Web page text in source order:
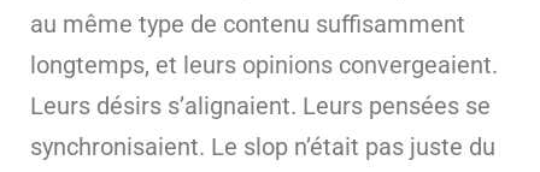
au même type de contenu suffisamment
longtemps, et leurs opinions convergeaient.
Leurs désirs s’alignaient. Leurs pensées se
synchronisaient. Le slop n’était pas juste du